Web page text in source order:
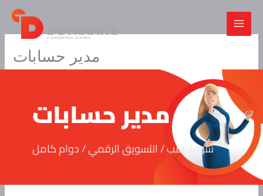
Skip
content
مدير حسابات
مدير حسابات
سوريا، حلب / التسويق الرقمي / دوام كامل